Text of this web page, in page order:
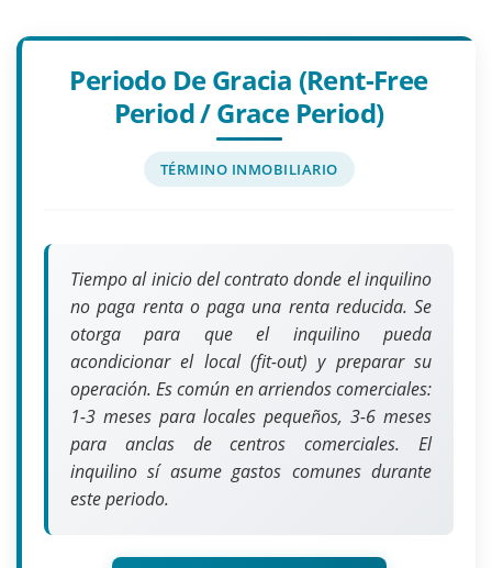
Periodo De Gracia (rent-Free
Period / Grace Period)
TÉRMINO INMOBILIARIO
Tiempo al inicio del contrato donde el inquilino
no paga renta o paga una renta reducida. Se
otorga para que el inquilino pueda
acondicionar el local (fit-out) y preparar su
operación. Es común en arriendos comerciales:
1-3 meses para locales pequeños, 3-6 meses
para anclas de centros comerciales. El
inquilino sí asume gastos comunes durante
este periodo.